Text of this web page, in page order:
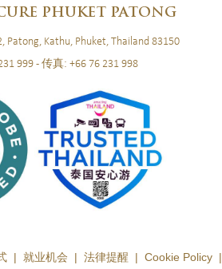
PHUKET PATONG
Patong, Kathu, Phuket, Thailand 83150
999- 传真: +66 76 231 998
| 就业机会 | 法律提醒 | Cookie Policy|